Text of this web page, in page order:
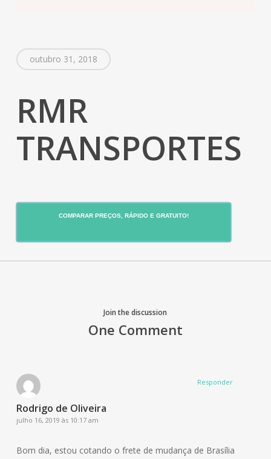
outubro 31, 2018
RMR
TRANSPORTES
COMPARAR PREÇOS, RÁPIDO E GRATUITO!
Join the discussion
One Comment
Rodrigo de Oliveira
julho 16, 2019 às 10:17 am
Bom dia, estou cotando o frete de mudança de Brasília
Responder